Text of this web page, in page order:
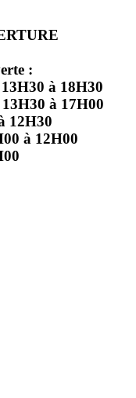
:
à 18H30
à 17H00
12H30
à 12H00